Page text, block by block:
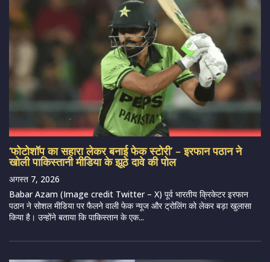
‘फोटोशॉप का सहारा लेकर बनाई फेक स्टोरी’ – इरफान पठान ने
खोली पाकिस्तानी मीडिया के झूठे दावे की पोल
अगस्त 7, 2026
Babar Azam (Image credit Twitter – X) पूर्व भारतीय क्रिकेटर इरफान
पठान ने सोशल मीडिया पर फैलने वाली फेक न्यूज और ट्रोलिंग को लेकर बड़ा खुलासा
किया है। उन्होंने बताया कि पाकिस्तान के एक...